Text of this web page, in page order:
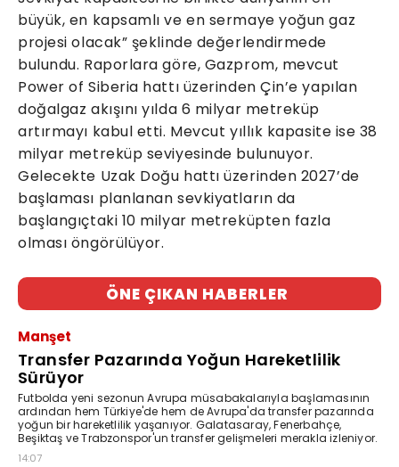
büyük, en kapsamlı ve en sermaye yoğun gaz
projesi olacak” şeklinde değerlendirmede
bulundu. Raporlara göre, Gazprom, mevcut
Power of Siberia hattı üzerinden Çin’e yapılan
doğalgaz akışını yılda 6 milyar metreküp
artırmayı kabul etti. Mevcut yıllık kapasite ise 38
milyar metreküp seviyesinde bulunuyor.
Gelecekte Uzak Doğu hattı üzerinden 2027’de
başlaması planlanan sevkiyatların da
başlangıçtaki 10 milyar metreküpten fazla
olması öngörülüyor.
ÖNE ÇIKAN HABERLER
Manşet
Transfer Pazarında Yoğun Hareketlilik
Sürüyor
Futbolda yeni sezonun Avrupa müsabakalarıyla başlamasının
ardından hem Türkiye'de hem de Avrupa'da transfer pazarında
yoğun bir hareketlilik yaşanıyor. Galatasaray, Fenerbahçe,
Beşiktaş ve Trabzonspor'un transfer gelişmeleri merakla izleniyor.
14:07